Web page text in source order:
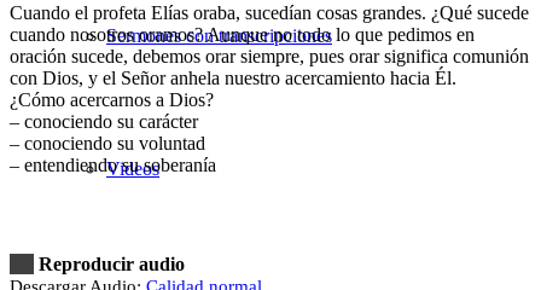
Sermones con transcripciones
Videos
Cuando el profeta Elías oraba, sucedían cosas grandes. ¿Qué sucede
cuando nosotros oramos? Aunque no todo lo que pedimos en
oración sucede, debemos orar siempre, pues orar significa comunión
con Dios, y el Señor anhela nuestro acercamiento hacia Él.
¿Cómo acercarnos a Dios?
– conociendo su carácter
– conociendo su voluntad
– entendiendo su soberanía
Reproducir audio
Descargar Audio: Calidad normal